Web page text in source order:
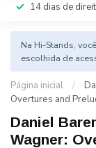
14 dias de
Na Hi-Stands,
escolhida de
Página inicial /
Overtures and
Daniel
Wagner: